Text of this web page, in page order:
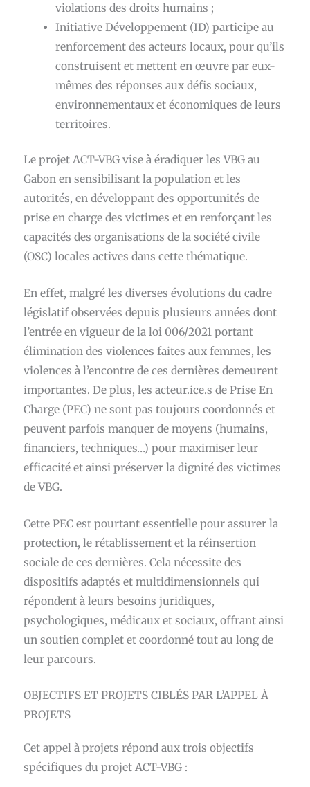
violations des droits humains ;
Initiative Développement (ID) participe au
renforcement des acteurs locaux, pour qu’ils
construisent et mettent en œuvre par eux-
mêmes des réponses aux défis sociaux,
environnementaux et économiques de leurs
territoires.
Le projet ACT-VBG vise à éradiquer les VBG au
Gabon en sensibilisant la population et les
autorités, en développant des opportunités de
prise en charge des victimes et en renforçant les
capacités des organisations de la société civile
(OSC) locales actives dans cette thématique.
En effet, malgré les diverses évolutions du cadre
législatif observées depuis plusieurs années dont
l’entrée en vigueur de la loi 006/2021 portant
élimination des violences faites aux femmes, les
violences à l’encontre de ces dernières demeurent
importantes. De plus, les acteur.ice.s de Prise En
Charge (PEC) ne sont pas toujours coordonnés et
peuvent parfois manquer de moyens (humains,
financiers, techniques…) pour maximiser leur
efficacité et ainsi préserver la dignité des victimes
de VBG.
Cette PEC est pourtant essentielle pour assurer la
protection, le rétablissement et la réinsertion
sociale de ces dernières. Cela nécessite des
dispositifs adaptés et multidimensionnels qui
répondent à leurs besoins juridiques,
psychologiques, médicaux et sociaux, offrant ainsi
un soutien complet et coordonné tout au long de
leur parcours.
OBJECTIFS ET PROJETS CIBLÉS PAR L’APPEL À
PROJETS
Cet appel à projets répond aux trois objectifs
spécifiques du projet ACT-VBG :